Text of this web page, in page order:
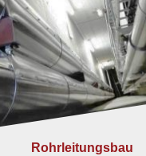
Rohrleitungsbau